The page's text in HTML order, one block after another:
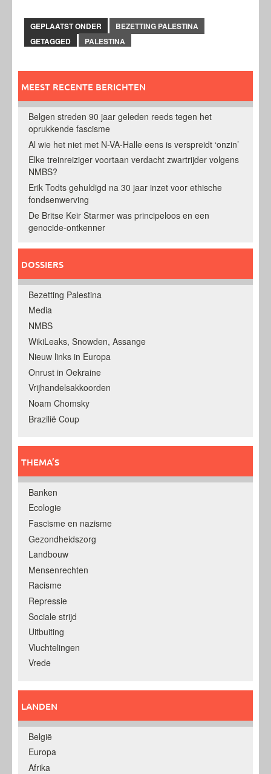
GEPLAATST ONDER
BEZETTING PALESTINA
GETAGGED
PALESTINA
MEEST RECENTE BERICHTEN
Belgen streden 90 jaar geleden reeds tegen het
oprukkende fascisme
Al wie het niet met N-VA-Halle eens is verspreidt ‘onzin’
Elke treinreiziger voortaan verdacht zwartrijder volgens
NMBS?
Erik Todts gehuldigd na 30 jaar inzet voor ethische
fondsenwerving
De Britse Keir Starmer was principeloos en een
genocide-ontkenner
DOSSIERS
Bezetting Palestina
Media
NMBS
WikiLeaks, Snowden, Assange
Nieuw links in Europa
Onrust in Oekraine
Vrijhandelsakkoorden
Noam Chomsky
Brazilië Coup
THEMA’S
Banken
Ecologie
Fascisme en nazisme
Gezondheidszorg
Landbouw
Mensenrechten
Racisme
Repressie
Sociale strijd
Uitbuiting
Vluchtelingen
Vrede
LANDEN
België
Europa
Afrika